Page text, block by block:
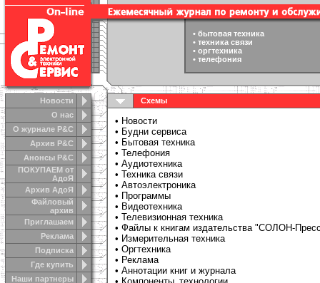
Новости
О нас
О журнале Р&С
Архив Р&С
Анонсы Р&C
ПОКУПАЕМ от
АдоЯ
Архив АдоЯ
Файловый
архив
Приглашаем
Реклама
Подписка
Где купить
Наши партнеры
• бытовая техника
• техника связи
• оргтехника
• телефония
Схемы
• Новости
• Будни сервиса
• Бытовая техника
• Телефония
• Аудиотехника
• Техника связи
• Автоэлектроника
• Программы
• Видеотехника
• Телевизионная техника
• Файлы к книгам издательства "СОЛОН-
• Измерительная техника
• Оргтехника
• Реклама
• Аннотации книг и журнала